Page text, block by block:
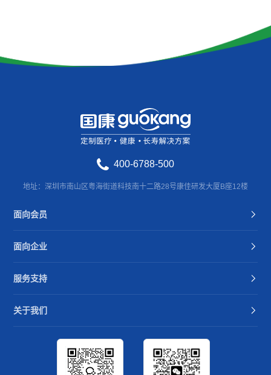
400-6788-500
地址：深圳市南山区粤海街道科技南十二路28号康佳研发大厦B座12楼
面向会员
面向企业
服务支持
关于我们